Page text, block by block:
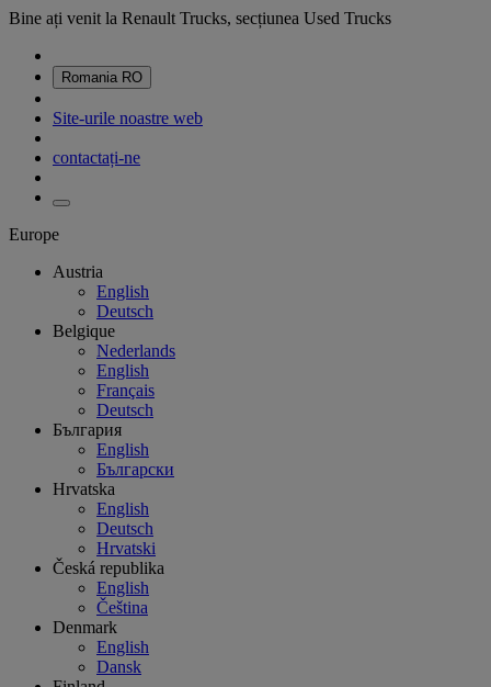
Bine ați venit la Renault Trucks, secțiunea Used Trucks
Romania RO
Site-urile noastre web
contactați-ne
Europe
Austria
English
Deutsch
Belgique
Nederlands
English
Français
Deutsch
България
English
Български
Hrvatska
English
Deutsch
Hrvatski
Česká republika
English
Čeština
Denmark
English
Dansk